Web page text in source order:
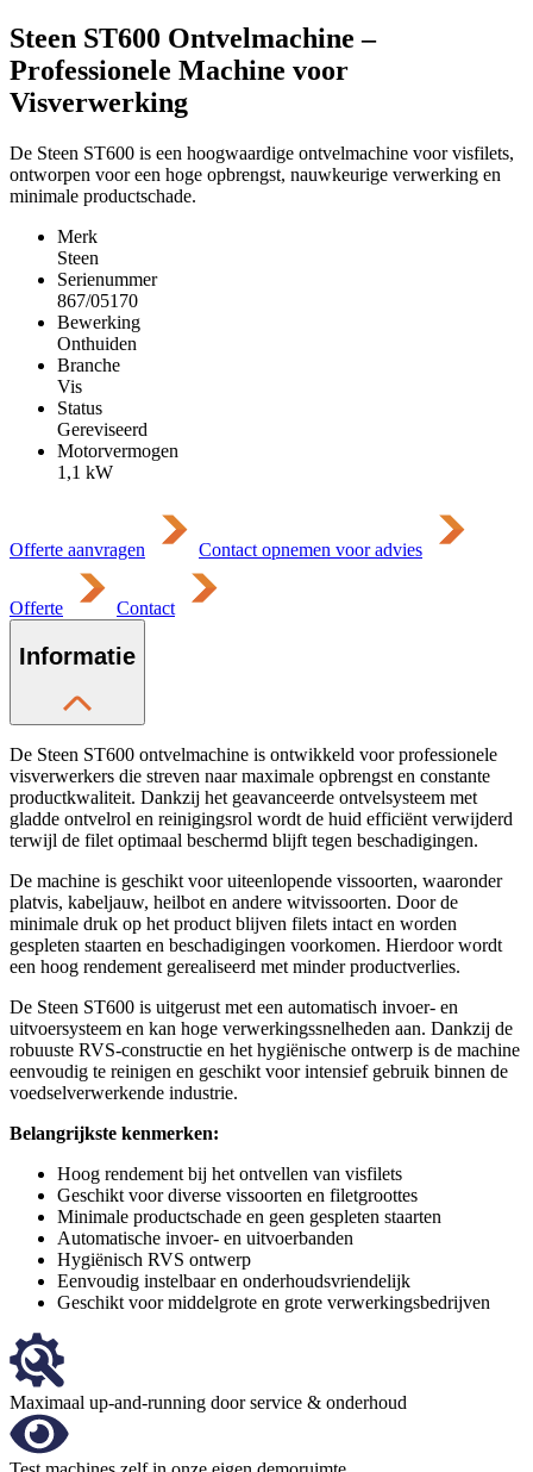
Steen ST600 Ontvelmachine –
Professionele Machine voor
Visverwerking
De Steen ST600 is een hoogwaardige ontvelmachine voor visfilets,
ontworpen voor een hoge opbrengst, nauwkeurige verwerking en
minimale productschade.
Merk
Steen
Serienummer
867/05170
Bewerking
Onthuiden
Branche
Vis
Status
Gereviseerd
Motorvermogen
1,1 kW
Offerte aanvragen Contact opnemen voor advies
Offerte Contact
Informatie
De Steen ST600 ontvelmachine is ontwikkeld voor professionele
visverwerkers die streven naar maximale opbrengst en constante
productkwaliteit. Dankzij het geavanceerde ontvelsysteem met
gladde ontvelrol en reinigingsrol wordt de huid efficiënt verwijderd
terwijl de filet optimaal beschermd blijft tegen beschadigingen.
De machine is geschikt voor uiteenlopende vissoorten, waaronder
platvis, kabeljauw, heilbot en andere witvissoorten. Door de
minimale druk op het product blijven filets intact en worden
gespleten staarten en beschadigingen voorkomen. Hierdoor wordt
een hoog rendement gerealiseerd met minder productverlies.
De Steen ST600 is uitgerust met een automatisch invoer- en
uitvoersysteem en kan hoge verwerkingssnelheden aan. Dankzij de
robuuste RVS-constructie en het hygiënische ontwerp is de machine
eenvoudig te reinigen en geschikt voor intensief gebruik binnen de
voedselverwerkende industrie.
Belangrijkste kenmerken:
Hoog rendement bij het ontvellen van visfilets
Geschikt voor diverse vissoorten en filetgroottes
Minimale productschade en geen gespleten staarten
Automatische invoer- en uitvoerbanden
Hygiënisch RVS ontwerp
Eenvoudig instelbaar en onderhoudsvriendelijk
Geschikt voor middelgrote en grote verwerkingsbedrijven
Maximaal up-and-running door service & onderhoud